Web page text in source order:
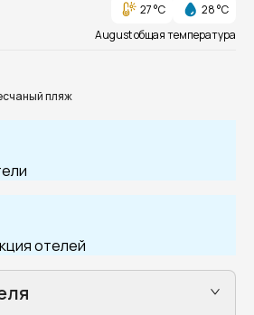
27 °C
28 °C
August общая температура
пляж
отелей